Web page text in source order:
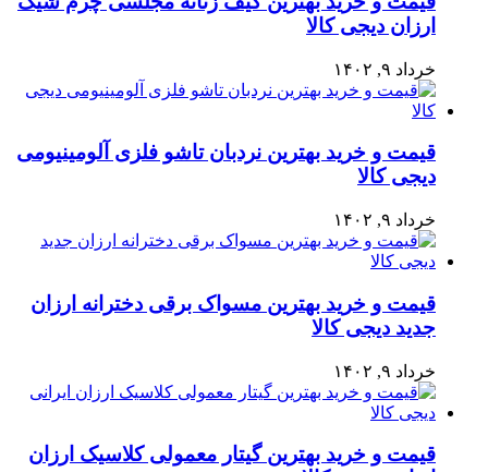
ارزان دیجی کالا
خرداد ۹, ۱۴۰۲
قیمت و خرید بهترین نردبان تاشو فلزی آلومینیومی
دیجی کالا
خرداد ۹, ۱۴۰۲
قیمت و خرید بهترین مسواک برقی دخترانه ارزان
جدید دیجی کالا
خرداد ۹, ۱۴۰۲
قیمت و خرید بهترین گیتار معمولی کلاسیک ارزان